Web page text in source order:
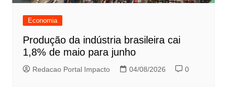
Economia
Produção da indústria brasileira cai
1,8% de maio para junho
Redacao Portal Impacto 04/08/2026 0